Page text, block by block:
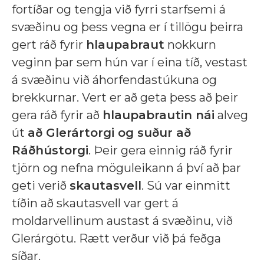
fortíðar og tengja við fyrri starfsemi á
svæðinu og þess vegna er í tillögu þeirra
gert ráð fyrir hlaupabraut nokkurn
veginn þar sem hún var í eina tíð, vestast
á svæðinu við áhorfendastúkuna og
brekkurnar. Vert er að geta þess að þeir
gera ráð fyrir að hlaupabrautin nái alveg
út að Glerártorgi og suður að
Ráðhústorgi. Þeir gera einnig ráð fyrir
tjörn og nefna möguleikann á því að þar
geti verið skautasvell . Sú var einmitt
tíðin að skautasvell var gert á
moldarvellinum austast á svæðinu, við
Glerárgötu. Rætt verður við þá feðga
síðar.